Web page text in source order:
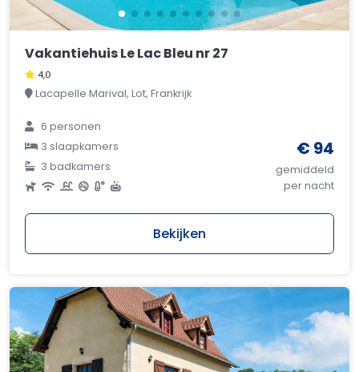
Vakantiehuis Le Lac Bleu nr 27
4,0
Lacapelle Marival, Lot, Frankrijk
6 personen
3 slaapkamers
3 badkamers
€ 94
gemiddeld
per nacht
Bekijken